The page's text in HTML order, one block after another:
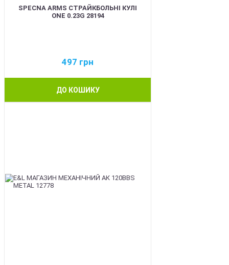
SPECNA ARMS СТРАЙКБОЛЬНІ КУЛІ
ONE 0.23G 28194
497 грн
ДО КОШИКУ